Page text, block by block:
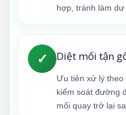
hợp, tránh làm dư
✓ Diệt mối tận
Ưu tiên xử lý theo
kiểm soát đường
mối quay trở lại